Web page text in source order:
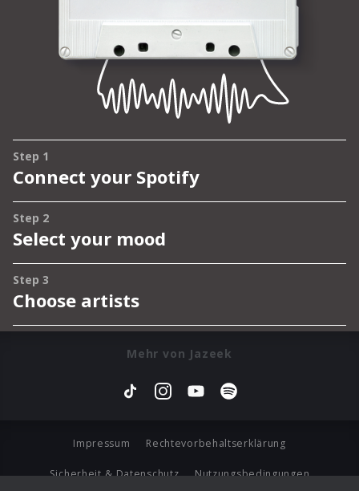
Mehr von Jazeek
Impressum Rechtevorbehaltserklärung
Sicherheit & Datenschutz Nutzungsbedingungen